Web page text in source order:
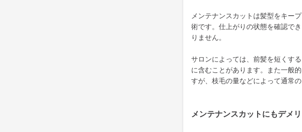
メンテナンスカットは髪型をキー
術です。仕上がりの状態を確認で
りません。
サロンによっては、前髪を短くす
に含むことがあります。また一般
すが、枝毛の量などによって通常
メンテナンスカットにもデメ